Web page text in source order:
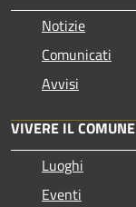
Notizie
Comunicati
Avvisi
VIVERE IL COMUNE
Luoghi
Eventi